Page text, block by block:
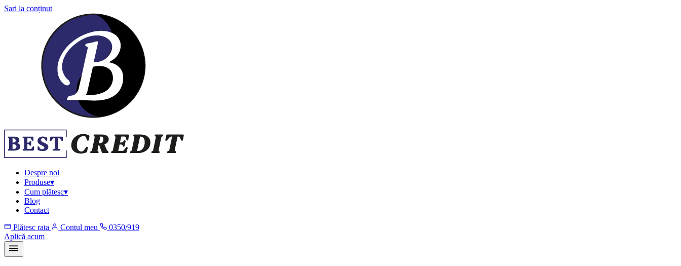
Sari la conținut
Despre noi
Produse▾
Cum plătesc▾
Blog
Contact
Plătesc rata
Contul meu
0350/919
Aplică acum